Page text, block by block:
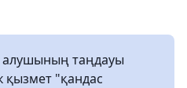
алушының таңдауы
"қандас